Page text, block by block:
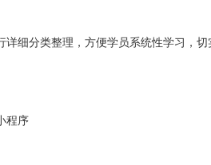
细分类整理，方便学员系统性学习，
程序